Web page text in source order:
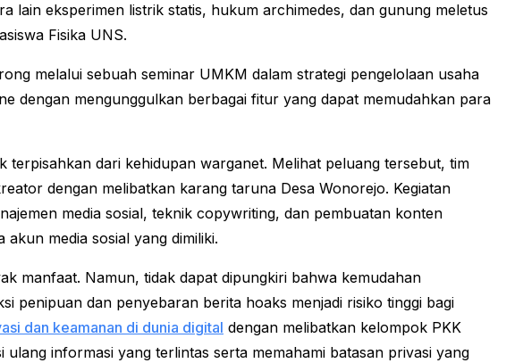
lain eksperimen listrik statis, hukum archimedes, dan gunung meletus
Fisika UNS.
melalui sebuah seminar UMKM dalam strategi pengelolaan usaha
dengan mengunggulkan berbagai fitur yang dapat memudahkan para
dari kehidupan warganet. Melihat peluang tersebut, tim
dengan melibatkan karang taruna Desa Wonorejo. Kegiatan
media sosial, teknik copywriting, dan pembuatan konten
media sosial yang dimiliki.
manfaat. Namun, tidak dapat dipungkiri bahwa kemudahan
penipuan dan penyebaran berita hoaks menjadi risiko tinggi bagi
dan keamanan di dunia digital dengan melibatkan kelompok PKK
informasi yang terlintas serta memahami batasan privasi yang